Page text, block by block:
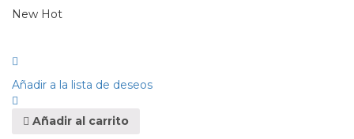
New Hot
Añadir a la lista de deseos
Añadir al carrito